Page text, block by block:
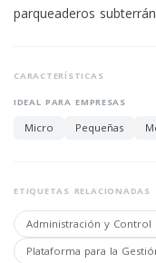
parqueaderos
CARACTERÍSTICAS
IDEAL PARA EMPRESAS
Micro Pequeñas
ETIQUETAS RELACIONADAS
Administración y Control
Plataforma para la